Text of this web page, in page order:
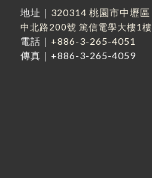
地址｜ 320314 桃園市中壢區
中北路200號 篤信電學大樓1樓
電話｜ +886-3-265-4051
傳真｜+886-3-265-4059